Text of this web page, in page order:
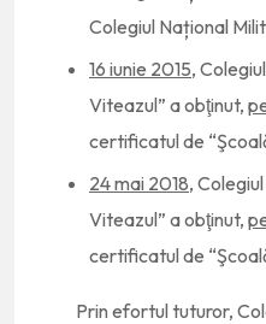
Colegiul Național
16 iunie 2015,
Viteazul” a obţinut,
certificatul de
24 mai 2018,
Viteazul” a obţinut,
certificatul de
Prin efortul tuturor,